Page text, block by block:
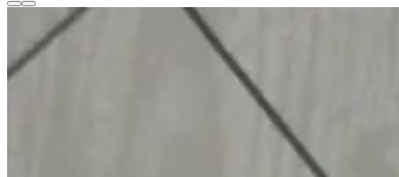
Weitere
Informationen
Hauptmenü